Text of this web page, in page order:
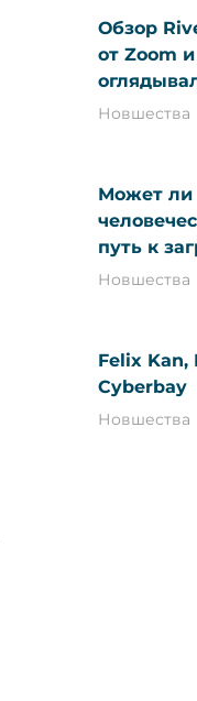
Обзор
от Zoom
Новшества
Может ли
путь к
Новшества
Felix Kan,
Cyberbay
Новшества